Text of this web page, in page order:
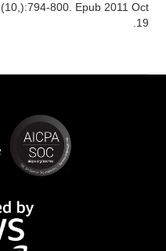
800. Epub 2011 Oct
19.